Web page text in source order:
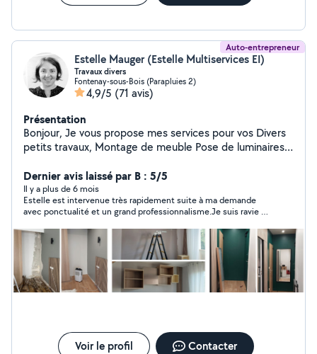
Auto-entrepreneur
Estelle Mauger (Estelle Multiservices EI)
Travaux divers
Fontenay-sous-Bois (Parapluies 2)
4,9/5 (71 avis)
Présentation
Bonjour, Je vous propose mes services pour vos Divers
petits travaux, Montage de meuble Pose de luminaires,
de meuble Pose de sol (hors carrelages) Peintures
Entretien de jardin..... Organisée, sérieuse et
méticuleuse, le tout dans le respect de votre
environnement et avec le matériel nécessaire. N'hésitez
pas à me contacter. Merci Estelle
Dernier avis laissé par B : 5/5
Il y a plus de 6 mois
Estelle est intervenue très rapidement suite à ma demande
avec ponctualité et un grand professionnalisme.Je suis ravie et
Voir le profil Contacter